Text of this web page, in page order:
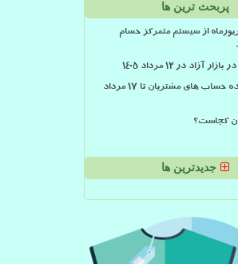
پربحث ترین ها
از سیستم متمرکز حسام
آزاد در ۱۲ مرداد ۱۴۰۵
مغایرت باقی مانده حساب های مشتریان تا 17 مرداد
کجاست؟
جدیدترین ها